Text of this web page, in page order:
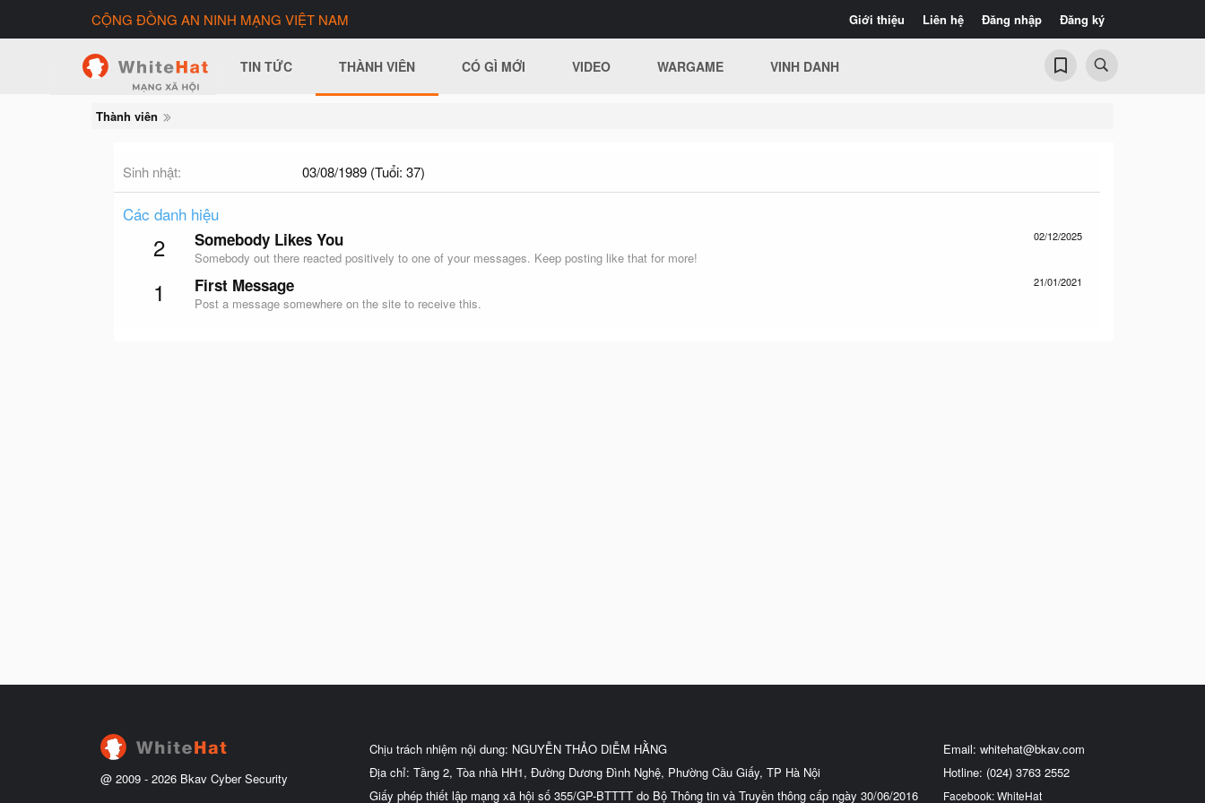
Giới thiệu Liên hệ Đăng nhập Đăng ký
CỘNG ĐỒNG AN NINH MẠNG VIỆT NAM
TIN TỨC THÀNH VIÊN CÓ GÌ MỚI VIDEO WARGAME VINH DANH
Thành viên
Sinh nhật 03/08/1989 (Tuổi: 37)
Các danh hiệu
2 02/12/2025
Somebody Likes You
Somebody out there reacted positively to one of your messages. Keep posting like that for more!
1 21/01/2021
First Message
Post a message somewhere on the site to receive this.
@ 2009 - 2026 Bkav Cyber Security
Chịu trách nhiệm nội dung: NGUYỄN THẢO DIỄM HẰNG
Địa chỉ: Tầng 2, Tòa nhà HH1, Đường Dương Đình Nghệ, Phường Cầu Giấy, TP Hà Nội
Giấy phép thiết lập mạng xã hội số 355/GP-BTTTT do Bộ Thông tin và Truyền thông cấp ngày 30/06/2016
Email: whitehat@bkav.com
Hotline: (024) 3763 2552
Facebook: WhiteHat